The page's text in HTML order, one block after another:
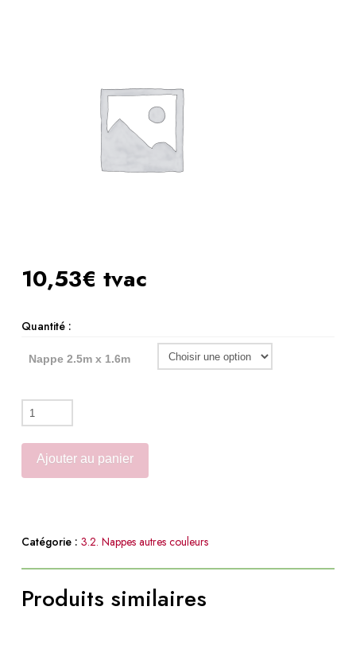
10,53€ tvac
Quantité :
Nappe 2.5m x 1.6m
quantité
de
Nappe
2.5m
Ajouter au panier
Catégorie : 3.2. Nappes autres couleurs
Produits similaires